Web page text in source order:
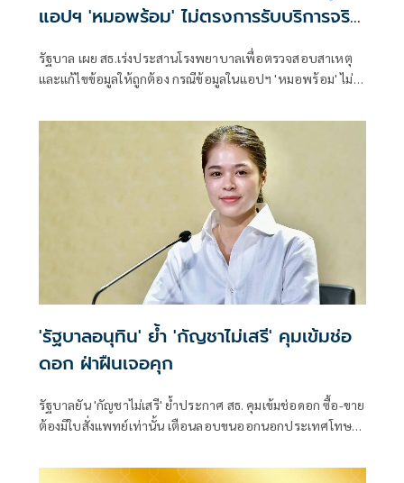
แอปฯ 'หมอพร้อม' ไม่ตรงการรับบริการจริง
รัฐบาล เผย สธ.เร่งประสานโรงพยาบาลเพื่อตรวจสอบสาเหตุ
และแก้ไขข้อมูลให้ถูกต้อง กรณีข้อมูลในแอปฯ 'หมอพร้อม' ไม่
'รัฐบาลอนุทิน' ย้ำ 'กัญชาไม่เสรี' คุมเข้มช่อ
ดอก ฝ่าฝืนเจอคุก
รัฐบาลยัน 'กัญชาไม่เสรี' ย้ำประกาศ สธ. คุมเข้มช่อดอก ซื้อ-ขาย
ต้องมีใบสั่งแพทย์เท่านั้น เตือนลอบขนออกนอกประเทศโทษ